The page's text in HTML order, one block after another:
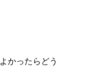
かったらどう